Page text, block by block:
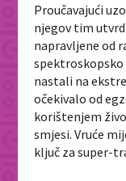
Proučavajući
njegov tim
napravljene od
spektroskopsko
nastali na
očekivalo od
korištenjem
smjesi. Vruće
ključ za super-